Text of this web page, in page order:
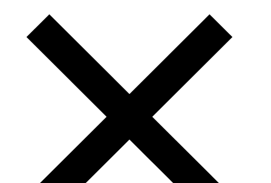
estables, leales y
defensores de tu
marca, debe ser la
principal aspiración de
cualquier actividad
empresarial, con
vocación de futuro